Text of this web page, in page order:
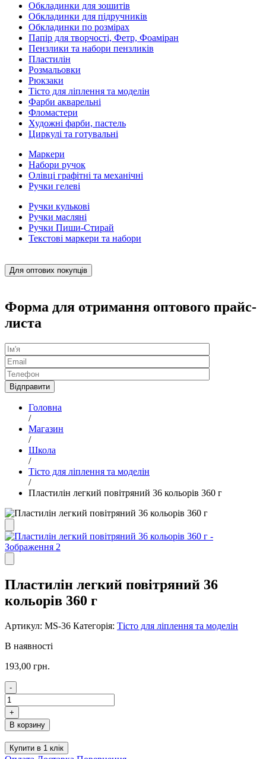
Обкладинки для зошитів
Обкладинки для підручників
Обкладинки по розмірах
Папір для творчості, Фетр, Фоаміран
Пензлики та набори пензликів
Пластилін
Розмальовки
Рюкзаки
Тісто для ліплення та моделін
Фарби акварельні
Фломастери
Художні фарби, пастель
Циркулі та готувальні
Маркери
Набори ручок
Олівці графітні та механічні
Ручки гелеві
Ручки кулькові
Ручки масляні
Ручки Пиши-Стирай
Текстові маркери та набори
Для оптових покупців
Форма для отримання оптового прайс-
листа
Головна
/
Магазин
/
Школа
/
Тісто для ліплення та моделін
/
Пластилін легкий повітряний 36 кольорів 360 г
Пластилін легкий повітряний 36
кольорів 360 г
Артикул: MS-36 Категорія: Тісто для ліплення та моделін
В наявності
193,00 грн.
-
Пластилін
легкий
повітряний
36
кольорів
360
+
В корзину
Купити в 1 клік